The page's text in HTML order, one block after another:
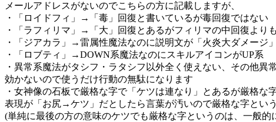
メールアドレスがないのでこちらの方に記載しますが、
・「ロイドフィ」→「毒」回復と書いているが毒回復ではない
・「ラフィリマ」→「大」回復とあるがフィリマの中回復より
・「ジアカラ」→雷属性魔法なのに説明文が「火炎大ダメージ」
・「ロブティ」→DOWN系魔法なのにスキルアイコンがUP系
・異常系魔法がタシフ・ラタシフ以外全く使えない、その他異
効かないので使うだけ行動の無駄になります
・女神像の石板で厳格な字で「ケツは連なり」とあるが厳格な
表現が「お尻→ケツ」だとしたら言葉が汚いので厳格な字とい
(単純に最後の方の意味のケツでも厳格な字というのは、一般的